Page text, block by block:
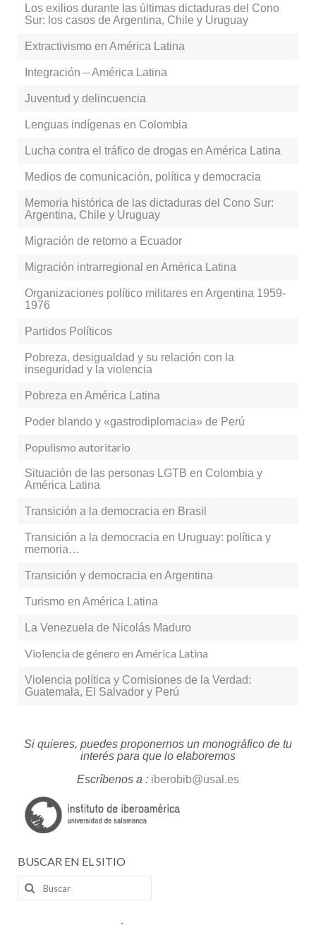
Los exilios durante las últimas dictaduras del Cono
Sur: los casos de Argentina, Chile y Uruguay
Extractivismo en América Latina
Integración – América Latina
Juventud y delincuencia
Lenguas indígenas en Colombia
Lucha contra el tráfico de drogas en América Latina
Medios de comunicación, política y democracia
Memoria histórica de las dictaduras del Cono Sur:
Argentina, Chile y Uruguay
Migración de retorno a Ecuador
Migración intrarregional en América Latina
Organizaciones político militares en Argentina 1959-
1976
Partidos Políticos
Pobreza, desigualdad y su relación con la
inseguridad y la violencia
Pobreza en América Latina
Poder blando y «gastrodiplomacia» de Perú
Populismo autoritario
Situación de las personas LGTB en Colombia y
América Latina
Transición a la democracia en Brasil
Transición a la democracia en Uruguay: política y
memoria…
Transición y democracia en Argentina
Turismo en América Latina
La Venezuela de Nicolás Maduro
Violencia de género en América Latina
Violencia política y Comisiones de la Verdad:
Guatemala, El Salvador y Perú
Si quieres, puedes proponernos un monográfico de tu
interés para que lo elaboremos
Escríbenos a : iberobib@usal.es
BUSCAR EN EL SITIO
Buscar
por: